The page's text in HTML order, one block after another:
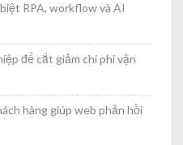
RPA, workflow và AI
để cắt giảm chi phí vận
hàng giúp web phản hồi